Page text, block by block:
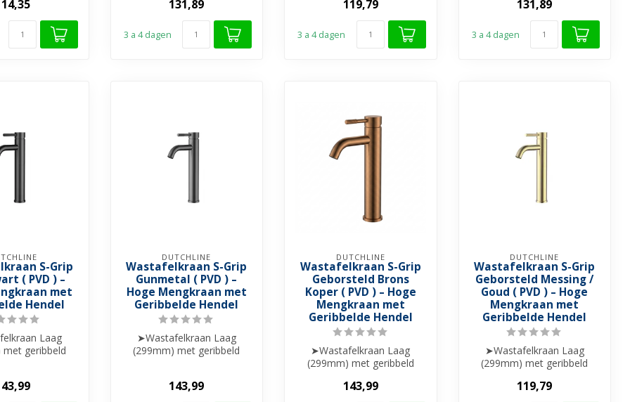
...
...
131,89
3 a 4 dagen
➤ Draaibare uitloop
...
119,79
3 a 4 dagen
➤ Draaibare uitloop
...
131,89
3 a 4 dagen
S-Grip
( PVD ) –
met
Hendel
Laag
met geribbeld
DUTCHLINE
Wastafelkraan S-Grip
Gunmetal ( PVD ) –
Hoge Mengkraan met
Geribbelde Hendel
➤Wastafelkraan Laag
(299mm) met geribbeld
➤ Keramis...
143,99
DUTCHLINE
Wastafelkraan S-Grip
Geborsteld Brons
Koper ( PVD ) – Hoge
Mengkraan met
Geribbelde Hendel
➤Wastafelkraan Laag
(299mm) met geribbeld
➤ Messing materiaal
143,99
DUTCHLINE
Wastafelkraan S-Grip
Geborsteld Messing /
Goud ( PVD ) – Hoge
Mengkraan met
Geribbelde Hendel
➤Wastafelkraan Laag
(299mm) met geribbeld
➤ Messing materiaal
119,79